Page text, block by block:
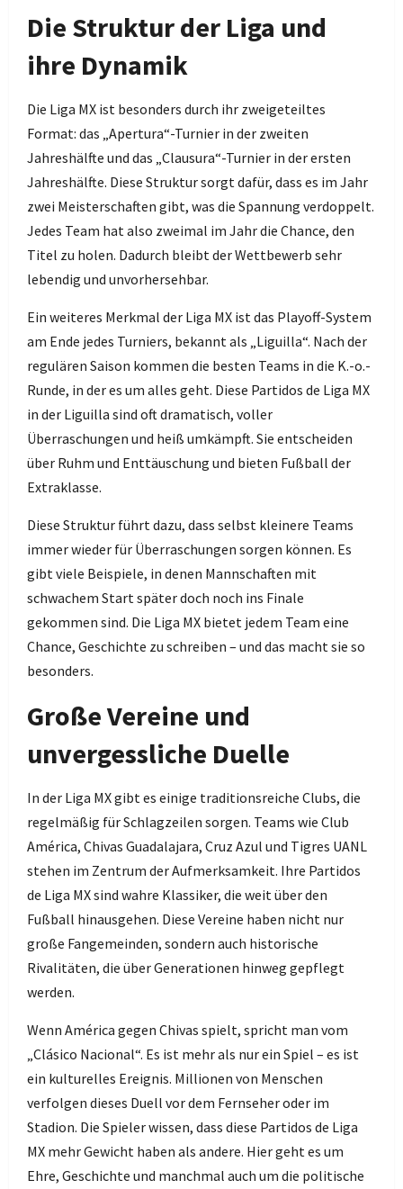
Die Struktur der Liga und
ihre Dynamik
Die Liga MX ist besonders durch ihr zweigeteiltes
Format: das „Apertura“-Turnier in der zweiten
Jahreshälfte und das „Clausura“-Turnier in der ersten
Jahreshälfte. Diese Struktur sorgt dafür, dass es im Jahr
zwei Meisterschaften gibt, was die Spannung verdoppelt.
Jedes Team hat also zweimal im Jahr die Chance, den
Titel zu holen. Dadurch bleibt der Wettbewerb sehr
lebendig und unvorhersehbar.
Ein weiteres Merkmal der Liga MX ist das Playoff-System
am Ende jedes Turniers, bekannt als „Liguilla“. Nach der
regulären Saison kommen die besten Teams in die K.-o.-
Runde, in der es um alles geht. Diese Partidos de Liga MX
in der Liguilla sind oft dramatisch, voller
Überraschungen und heiß umkämpft. Sie entscheiden
über Ruhm und Enttäuschung und bieten Fußball der
Extraklasse.
Diese Struktur führt dazu, dass selbst kleinere Teams
immer wieder für Überraschungen sorgen können. Es
gibt viele Beispiele, in denen Mannschaften mit
schwachem Start später doch noch ins Finale
gekommen sind. Die Liga MX bietet jedem Team eine
Chance, Geschichte zu schreiben – und das macht sie so
besonders.
Große Vereine und
unvergessliche Duelle
In der Liga MX gibt es einige traditionsreiche Clubs, die
regelmäßig für Schlagzeilen sorgen. Teams wie Club
América, Chivas Guadalajara, Cruz Azul und Tigres UANL
stehen im Zentrum der Aufmerksamkeit. Ihre Partidos
de Liga MX sind wahre Klassiker, die weit über den
Fußball hinausgehen. Diese Vereine haben nicht nur
große Fangemeinden, sondern auch historische
Rivalitäten, die über Generationen hinweg gepflegt
werden.
Wenn América gegen Chivas spielt, spricht man vom
„Clásico Nacional“. Es ist mehr als nur ein Spiel – es ist
ein kulturelles Ereignis. Millionen von Menschen
verfolgen dieses Duell vor dem Fernseher oder im
Stadion. Die Spieler wissen, dass diese Partidos de Liga
MX mehr Gewicht haben als andere. Hier geht es um
Ehre, Geschichte und manchmal auch um die politische